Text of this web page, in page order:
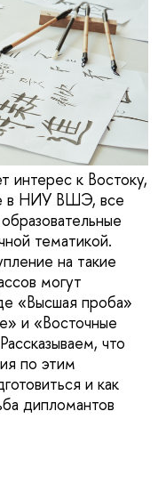
интерес к Востоку,
в НИУ ВШЭ, все
тематикой.
на такие
могут
«Высшая проба»
и «Восточные
что
по этим
и как
дипломантов